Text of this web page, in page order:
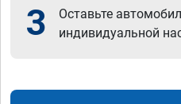
3
Оставьте
индивидуальной